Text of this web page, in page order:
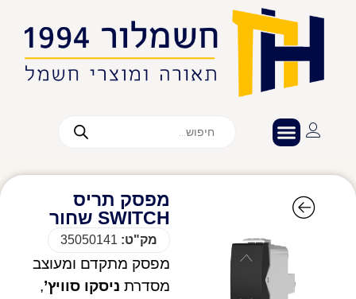
מפסק תריס
SWITCH שחור
מק"ט: 35050141
מפסק מתקדם ומעוצב
מסדרת ניסקו סוויץ’,